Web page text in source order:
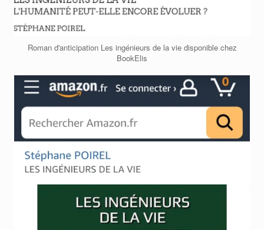
Roman d'anticipation Les ingénieurs de la vie disponible chez
BookElis